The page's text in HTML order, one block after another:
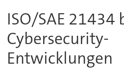
ISO/SAE 21434
Cybersecurity-
Entwicklungen